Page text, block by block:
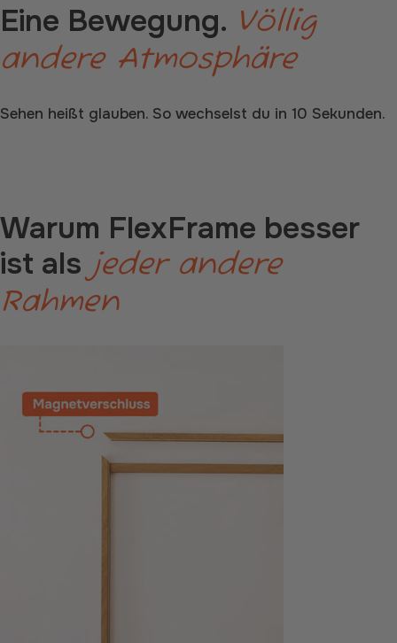
Eine Bewegung. Völlig
andere Atmosphäre
Sehen heißt glauben. So wechselst du in 10 Sekunden.
Warum FlexFrame besser
ist als jeder andere
Rahmen